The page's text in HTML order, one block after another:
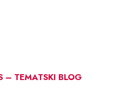
– TEMATSKI BLOG